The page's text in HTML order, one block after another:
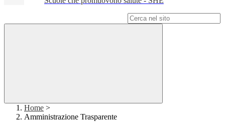
Home >
Amministrazione Trasparente